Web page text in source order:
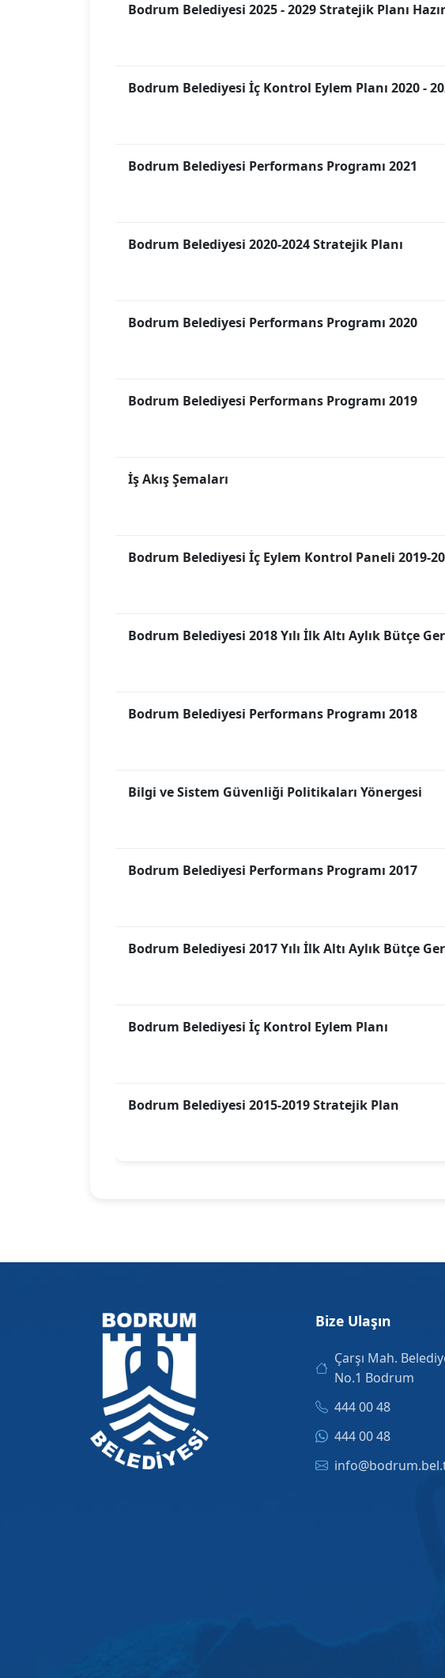
Bodrum Belediyesi 2025 - 2029 Stratejik Planı
Bodrum Belediyesi İç Kontrol Eylem Planı 2020 -
Bodrum Belediyesi Performans Programı 2021
Bodrum Belediyesi 2020-2024 Stratejik Planı
Bodrum Belediyesi Performans Programı 2020
Bodrum Belediyesi Performans Programı 2019
İş Akış Şemaları
Bodrum Belediyesi İç Eylem Kontrol Paneli 2019-
Bodrum Belediyesi 2018 Yılı İlk Altı Aylık Bütçe
Bodrum Belediyesi Performans Programı 2018
Bilgi ve Sistem Güvenliği Politikaları Yönergesi
Bodrum Belediyesi Performans Programı 2017
Bodrum Belediyesi 2017 Yılı İlk Altı Aylık Bütçe
Bodrum Belediyesi İç Kontrol Eylem Planı
Bodrum Belediyesi 2015-2019 Stratejik Plan
Bize Ulaşın
Çarşı Mah.
No.1 Bodrum
444 00 48
444 00 48